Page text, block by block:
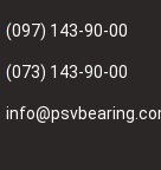
(097) 143-90-00
(073) 143-90-00